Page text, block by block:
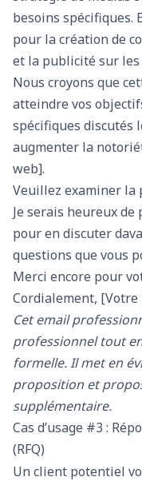
besoins spécifiques.
pour la création de
et la publicité sur les
Nous croyons que
atteindre vos
spécifiques discutés
augmenter la
web].
Veuillez examiner la
Je serais heureux
pour en discuter
questions que vous
Merci encore pour
Cordialement, [Votre
Cet email
professionnel tout
formelle. Il met en
proposition et
supplémentaire.
Cas d’usage #3 :
(RFQ)
Un client potentiel